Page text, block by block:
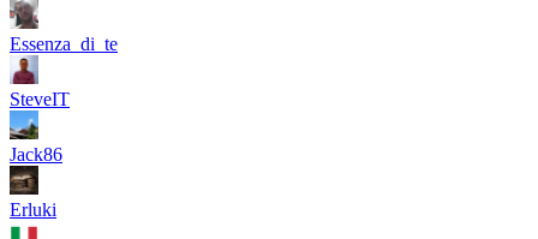
Essenza_di_te
SteveIT
Jack86
Erluki